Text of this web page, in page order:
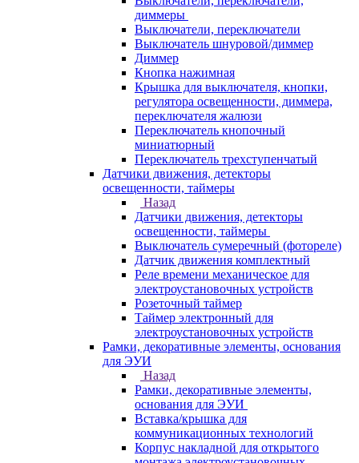
диммеры
Выключатели, переключатели
Выключатель шнуровой/диммер
Диммер
Кнопка нажимная
Крышка для выключателя, кнопки,
регулятора освещенности, диммера,
переключателя жалюзи
Переключатель кнопочный
миниатюрный
Переключатель трехступенчатый
Датчики движения, детекторы
освещенности, таймеры
Назад
Датчики движения, детекторы
освещенности, таймеры
Выключатель сумеречный (фотореле)
Датчик движения комплектный
Реле времени механическое для
электроустановочных устройств
Розеточный таймер
Таймер электронный для
электроустановочных устройств
Рамки, декоративные элементы, основания
для ЭУИ
Назад
Рамки, декоративные элементы,
основания для ЭУИ
Вставка/крышка для
коммуникационных технологий
Корпус накладной для открытого